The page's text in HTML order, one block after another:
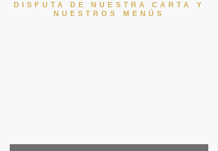
DISFUTA DE NUESTRA CARTA Y
NUESTROS MENÚS